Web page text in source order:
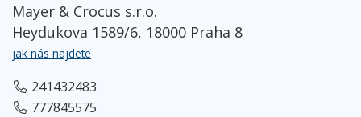
Mayer & Crocus s.r.o.
Heydukova 1589/6, 18000 Praha 8
jak nás najdete
241432483
777845575